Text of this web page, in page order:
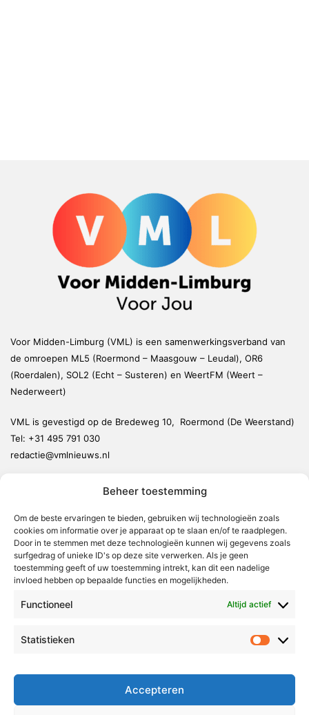
Beheer toestemming
Om de beste ervaringen te bieden, gebruiken wij technologieën zoals
cookies om informatie over je apparaat op te slaan en/of te raadplegen.
Door in te stemmen met deze technologieën kunnen wij gegevens zoals
surfgedrag of unieke ID's op deze site verwerken. Als je geen
toestemming geeft of uw toestemming intrekt, kan dit een nadelige
invloed hebben op bepaalde functies en mogelijkheden.
Functioneel Altijd actief
Statistieken
Accepteren
Voor Midden-Limburg (VML) is een samenwerkingsverband van
de omroepen ML5 (Roermond – Maasgouw – Leudal), OR6
(Roerdalen), SOL2 (Echt – Susteren) en WeertFM (Weert –
Nederweert)
VML is gevestigd op de Bredeweg 10, Roermond (De Weerstand)
Tel: +31 495 791 030
redactie@vmlnieuws.nl
Leudal
Maasgouw
Echt-Susteren
Radio & TV